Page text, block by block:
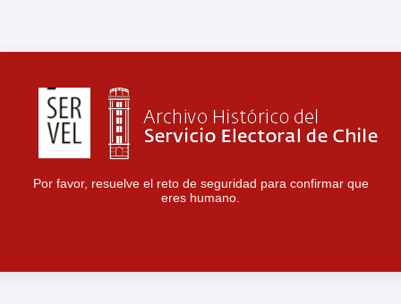
Por favor, resuelve el reto de seguridad para confirmar que
eres humano.